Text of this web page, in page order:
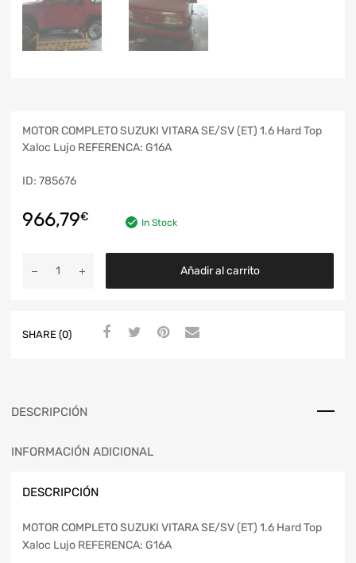
MOTOR COMPLETO SUZUKI VITARA SE/SV (ET) 1.6 Hard Top
Xaloc Lujo REFERENCA: G16A
ID: 785676
966,79€ In Stock
Añadir al carrito
SHARE (0)
DESCRIPCIÓN
INFORMACIÓN ADICIONAL
DESCRIPCIÓN
MOTOR COMPLETO SUZUKI VITARA SE/SV (ET) 1.6 Hard Top
Xaloc Lujo REFERENCA: G16A